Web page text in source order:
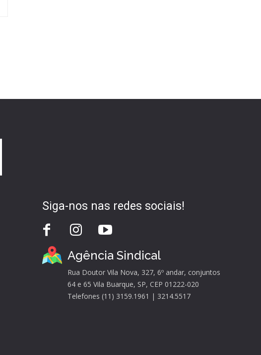
Siga-nos nas redes sociais!
Agência Sindical
Rua Doutor Vila Nova, 327, 6º andar, conjuntos
64 e 65 Vila Buarque, SP, CEP 01222-020
Telefones (11) 3159.1961 | 3214.5517